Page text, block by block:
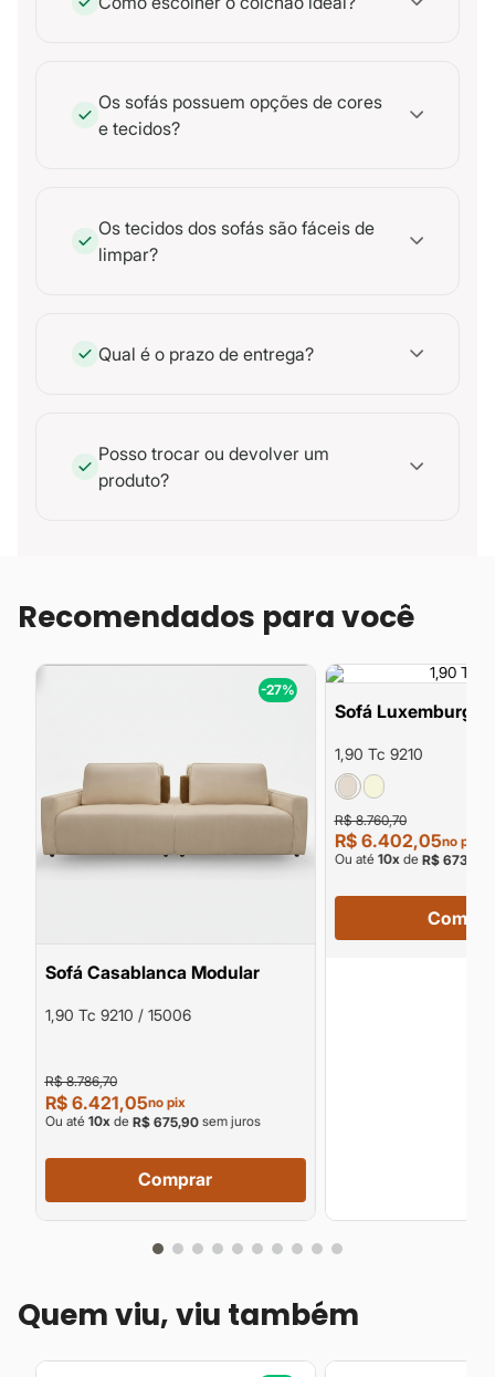
Os sofás possuem opções de cores
e tecidos?
Os tecidos dos sofás são fáceis de
limpar?
Qual é o prazo de entrega?
Posso trocar ou devolver um
produto?
Recomendados para você
-27%
Sofá Casablanca Modular
1,90 Tc 9210 / 15006
R$ 8.786,70
R$ 6.421,05no pix
Ou até 10x de R$ 675,90sem juros
Comprar
Sofá Luxemburgo
1,90 Tc 9210
R$ 8.760,70
R$ 6.402,05no pix
Ou até 10xde R$ 673,90
Quem viu, viu também